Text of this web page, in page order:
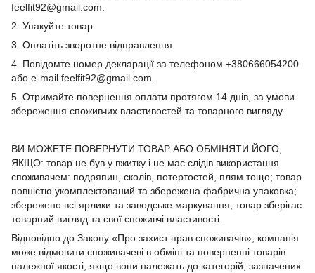
feelfit92@gmail.com.
2. Упакуйте товар.
3. Оплатіть зворотне відправлення.
4. Повідомте номер декларації за телефоном +380666054200
або e-mail feelfit92@gmail.com.
5. Отримайте повернення оплати протягом 14 днів, за умови
збереження споживчих властивостей та товарного вигляду.
ВИ МОЖЕТЕ ПОВЕРНУТИ ТОВАР АБО ОБМІНЯТИ ЙОГО,
ЯКЩО: товар не був у вжитку і не має слідів використання
споживачем: подряпин, сколів, потертостей, плям тощо; товар
повністю укомплектований та збережена фабрична упаковка;
збережено всі ярлики та заводське маркування; товар зберігає
товарний вигляд та свої споживчі властивості.
Відповідно до Закону «Про захист прав споживачів», компанія
може відмовити споживачеві в обміні та поверненні товарів
належної якості, якщо вони належать до категорій, зазначених